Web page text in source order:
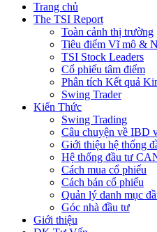
Trang chủ
The TSI Report
Toàn cảnh thị trường
Tiêu điểm Vĩ mô &
TSI Stock Leaders
Cổ phiếu tâm điểm
Phân tích Kết quả
Swing Trader
Kiến Thức
Swing Trading
Câu chuyện về IBD
Giới thiệu hệ thống
Hệ thống đầu tư
Cách mua cổ phiếu
Cách bán cổ phiếu
Quản lý danh mục
Góc nhà đầu tư
Giới thiệu